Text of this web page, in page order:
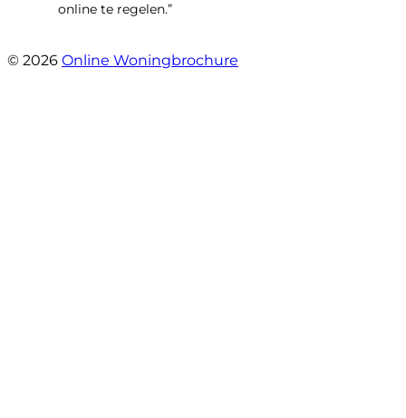
online te regelen.”
© 2026 Online Woningbrochure